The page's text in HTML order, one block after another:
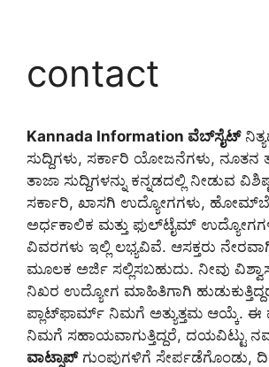
contact
Kannada Information ವೆಬ್‌ಸೈಟ್
ಸುದ್ದಿಗಳು, ಸರ್ಕಾರಿ ಯೋಜನೆಗಳು, ನೂತನ
ತಾಜಾ ಸುದ್ದಿಗಳನ್ನು ಕನ್ನಡದಲ್ಲಿ ನೀಡುವ
ಸರ್ಕಾರಿ, ಖಾಸಗಿ ಉದ್ಯೋಗಗಳು,
ಅರ್ಧಕಾಲಿಕ ಮತ್ತು ಫುಲ್‌ಟೈಮ್
ವಿವರಗಳು ಇಲ್ಲಿ ಲಭ್ಯವಿವೆ. ಆಸಕ್ತರು
ಮೂಲಕ ಅರ್ಜಿ ಸಲ್ಲಿಸಬಹುದು. ನೀವು
ನಿಖರ ಉದ್ಯೋಗ ಮಾಹಿತಿಗಾಗಿ
ಪ್ಲಾಟ್‌ಫಾರ್ಮ್ ನಿಮಗೆ ಅತ್ಯುತ್ತಮ ಆಯ್ಕೆ. ಈ
ನಿಮಗೆ ಸಹಾಯವಾಗುತ್ತಿದ್ದರೆ, ದಯವಿಟ್ಟು
ವಾಟ್ಸಾಪ್ಗುಂಪುಗಳಿಗೆ ಸೇರ್ಪಡೆಗೊಂಡು,